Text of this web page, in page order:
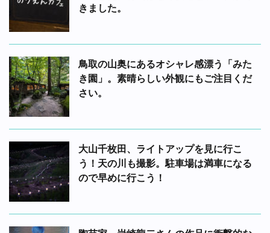
きました。
鳥取の山奥にあるオシャレ感漂う「みた
き園」。素晴らしい外観にもご注目くだ
さい。
大山千枚田、ライトアップを見に行こ
う！天の川も撮影。駐車場は満車になる
ので早めに行こう！